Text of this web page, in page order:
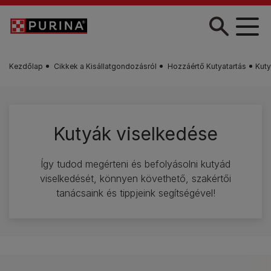
Skip to main content
Kezdőlap Cikkek a Kisállatgondozásról Hozzáértő Kutyatartás
Kutyák viselkedése
Így tudod megérteni és befolyásolni kutyád
viselkedését, könnyen követhető, szakértői
tanácsaink és tippjeink segítségével!